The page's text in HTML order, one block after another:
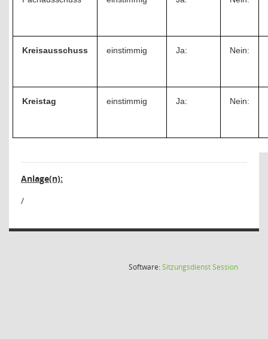
Kreisausschuss einstimmig Ja: Nein:
Kreistag einstimmig Ja: Nein:
Anlage(n):
/
Software:SitzungsdienstSession(Wird in